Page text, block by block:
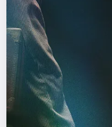
Спорт
События
Города
Площадки
Артисты